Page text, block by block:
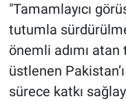
"Tamamlayıcı
tutumla
önemli adımı
üstlenen
sürece katkı